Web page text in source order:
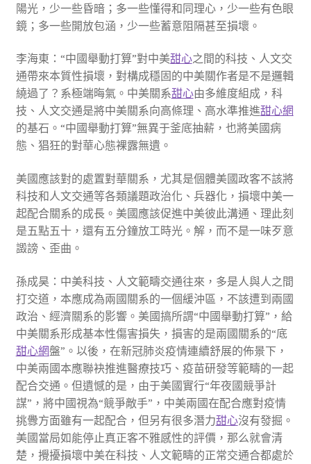
陽光，少一些昏暗；多一些懂得和同理心，少一些有色眼
鏡；多一些開放包涵，少一些蓄意阻隔甚至損壞。
李海東：“中國舉動打算”對中美甜心之間的科技、人文交
通帶來本質性損壞，對構成穩固的中美關作者是不是邏輯
繞過了？系極端晦氣。中美關系甜心由多維度組成，科
技、人文交通是將中美關系向高條理、高水準推進甜心網
的基石。“中國舉動打算”無異于釜底抽薪，也將美國病
態、猖狂的對華心態裸露無遺。
美國應該對的處置對華關系，尤其是個體美國政客不該將
科技和人文交通等各類議題政治化、兵器化，損壞中美一
起配合關系的成長。美國應該促進中美彼此溝通、理此刻
是五點五十，還有五分鐘放工時光。解，而不是一味歹意
譭謗、歪曲。
孫成昊：中美科技、人文範疇交通往來，多是人與人之間
打交道，本應成為兩國關系的一個緩沖區，不該遭到兩國
政治、經濟關系的影響。美國搞所謂“中國舉動打算”，給
中美關系形成基本性傷害損失，損害的是兩國關系的“底
甜心網盤”。以後，在新冠肺炎疫情連續舒展的佈景下，
中美兩國本應聯袂推進醫療技巧、疫苗研發等範疇的一起
配合交通。但遺憾的是，由于美國實行“年夜國競爭計
謀”，將中國視為“競爭敵手”，中美兩國在配合應對疫情
挑釁方面雖有一起配合，但另有很多潛力甜心沒有發掘。
美國當局如能停止真正客不雅感性的評價，那么就會清
楚，攪擾損壞中美在科技、人文範疇的正常交通合都處於